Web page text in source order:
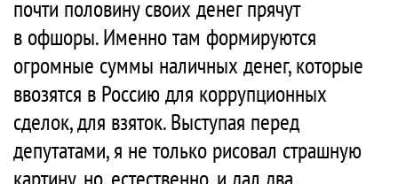
почти половину своих денег прячут
в офшоры. Именно там формируются
огромные суммы наличных денег, которые
ввозятся в Россию для коррупционных
сделок, для взяток. Выступая перед
депутатами, я не только рисовал страшную